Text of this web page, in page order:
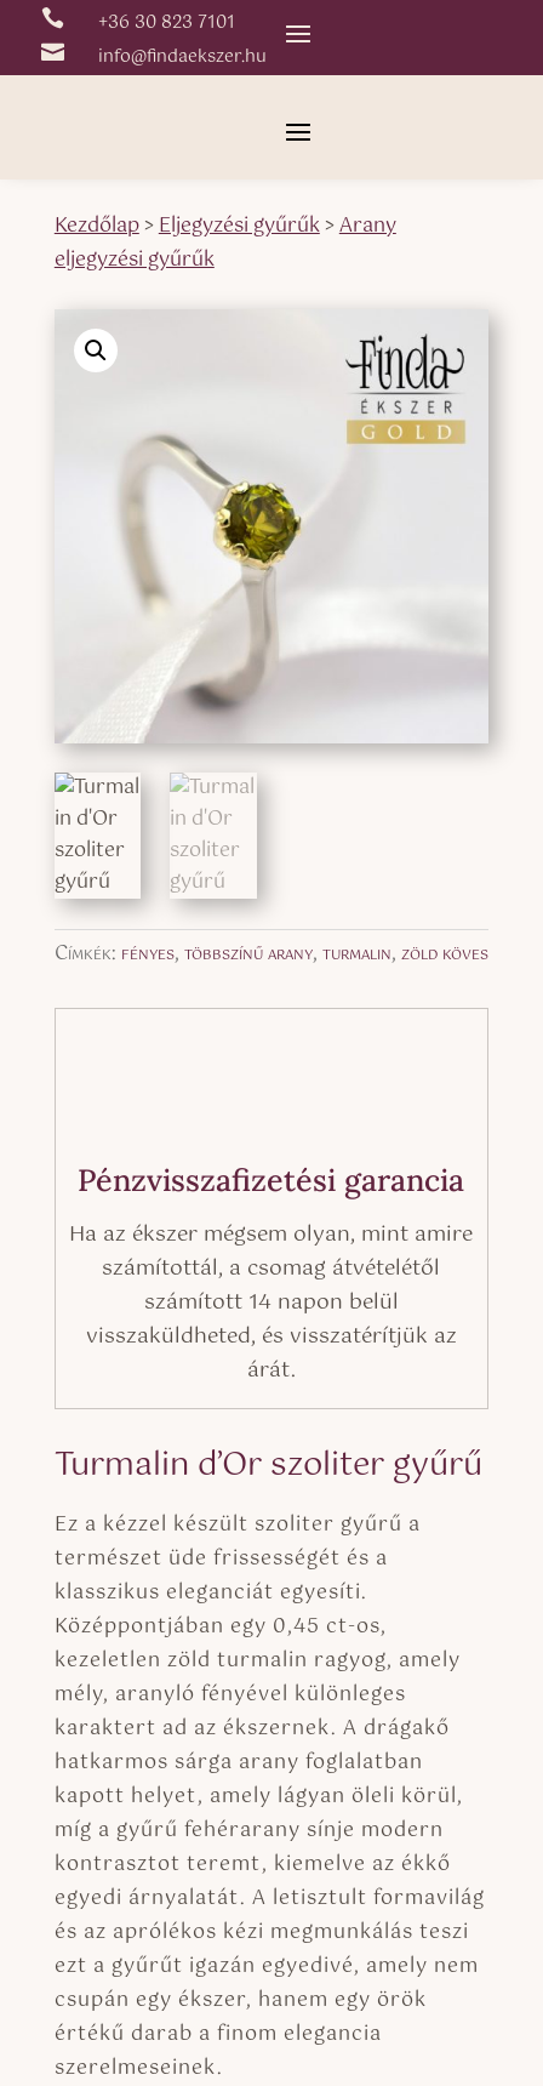
 +36 30 823 7101
 info@findaekszer.hu
Kezdőlap>Eljegyzési gyűrűk>Arany
eljegyzési gyűrűk
Címkék: fényes,többszínű arany,turmalin,zöld köves
Pénzvisszafizetési garancia
Ha az ékszer mégsem olyan, mint amire
számítottál, a csomag átvételétől
számított 14 napon belül
visszaküldheted, és visszatérítjük az
árát.
Turmalin d’Or szoliter gyűrű
Ez a kézzel készült szoliter gyűrű a
természet üde frissességét és a
klasszikus eleganciát egyesíti.
Középpontjában egy 0,45 ct-os,
kezeletlen zöld turmalin ragyog, amely
mély, aranyló fényével különleges
karaktert ad az ékszernek. A drágakő
hatkarmos sárga arany foglalatban
kapott helyet, amely lágyan öleli körül,
míg a gyűrű fehérarany sínje modern
kontrasztot teremt, kiemelve az ékkő
egyedi árnyalatát. A letisztult formavilág
és az aprólékos kézi megmunkálás teszi
ezt a gyűrűt igazán egyedivé, amely nem
csupán egy ékszer, hanem egy örök
értékű darab a finom elegancia
szerelmeseinek.